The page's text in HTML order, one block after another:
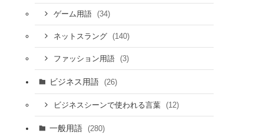
ゲーム用語 (34)
ネットスラング (140)
ファッション用語 (3)
ビジネス用語 (26)
ビジネスシーンで使われる言葉 (12)
一般用語 (280)